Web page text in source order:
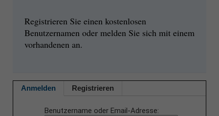
Registrieren Sie einen kostenlosen
Benutzernamen oder melden Sie sich mit einem
vorhandenen an.
Anmelden Registrieren
Benutzername oder Email-Adresse